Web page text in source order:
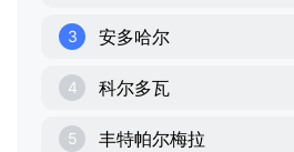
3 安多哈尔
4 科尔多瓦
5 丰特帕尔梅拉